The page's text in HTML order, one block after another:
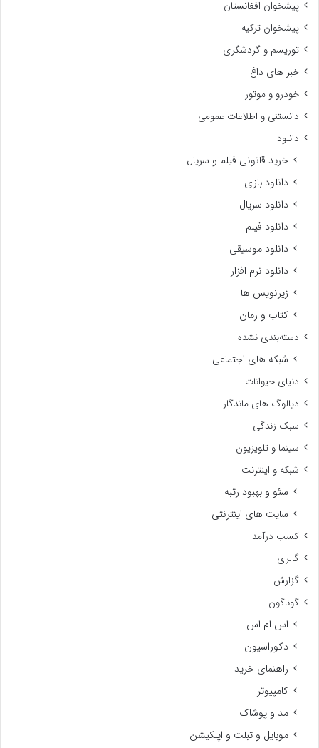
پیشخوان افغانستان
پیشخوان ترکیه
توریسم و گردشگری
خبر های داغ
خودرو و موتور
دانستنی و اطلاعات عمومی
دانلود
خرید قانونی فیلم و سریال
دانلود بازی
دانلود سریال
دانلود فیلم
دانلود موسیقی
دانلود نرم افزار
زیرنویس ها
کتاب و رمان
دسته‌بندی نشده
شبکه های اجتماعی
دنیای حیوانات
دیالوگ های ماندگار
سبک زندگی
سینما و تلویزیون
شبکه و اینترنت
سئو و بهبود رتبه
سایت های اینترنتی
کسب درآمد
گالری
گزارش
گوناگون
اس ام اس
دکوراسیون
راهنمای خرید
کامپیوتر
مد و پوشاک
موبایل و تبلت و اپلکیشن